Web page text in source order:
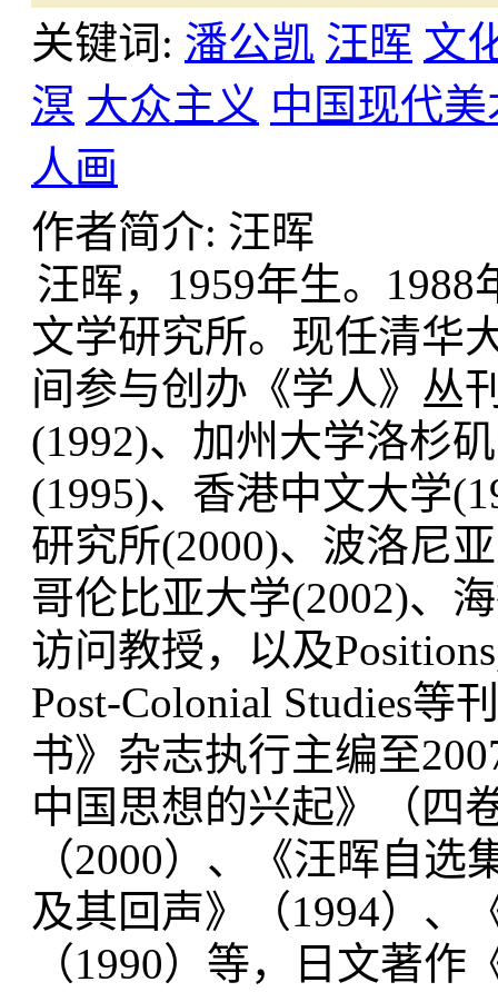
关键词: 潘公凯 汪晖 文
溟 大众主义 中国现代
人画
作者简介: 汪晖
汪晖，1959年生。
文学研究所。现任清华
间参与创办《学人》丛
(1992)、加州大学洛杉
(1995)、香港中文大学
研究所(2000)、波洛尼
哥伦比亚大学(2002)、
访问教授，以及
Post-Colonial Studies等
书》杂志执行主编至
中国思想的兴起》（四
（2000）、《汪晖自
及其回声》（1994）
（1990）等，日文著